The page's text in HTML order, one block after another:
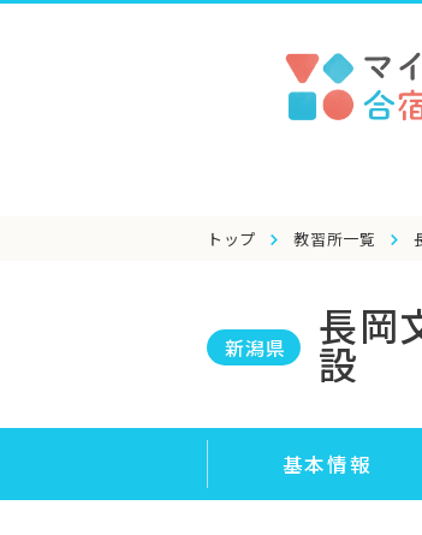
トップ 教習所一覧
新潟県 長岡
設
基本情報